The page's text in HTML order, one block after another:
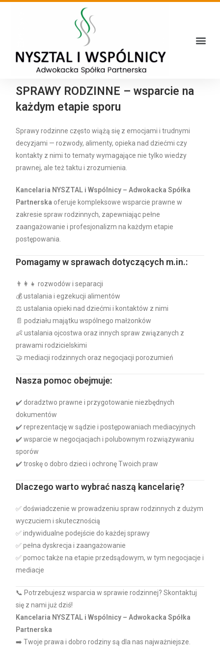
SPRAWY RODZINNE – wsparcie na
każdym etapie sporu
Sprawy rodzinne często wiążą się z emocjami i trudnymi
decyzjami — rozwody, alimenty, opieka nad dziećmi czy
kontakty z nimi to tematy wymagające nie tylko wiedzy
prawnej, ale też taktu i zrozumienia.
Kancelaria NYSZTAL i Wspólnicy – Adwokacka Spółka
Partnerska oferuje kompleksowe wsparcie prawne w
zakresie spraw rodzinnych, zapewniając pełne
zaangażowanie i profesjonalizm na każdym etapie
postępowania.
Pomagamy w sprawach dotyczących m.in.:
👨‍👩‍👧 rozwodów i separacji
💰 ustalania i egzekucji alimentów
⚖️ ustalania opieki nad dziećmi i kontaktów z nimi
📄 podziału majątku wspólnego małżonków
👶 ustalania ojcostwa oraz innych spraw związanych z
prawami rodzicielskimi
🤝 mediacji rodzinnych oraz negocjacji porozumień
Nasza pomoc obejmuje:
✔️ doradztwo prawne i przygotowanie niezbędnych
dokumentów
✔️ reprezentację w sądzie i postępowaniach mediacyjnych
✔️ wsparcie w negocjacjach i polubownym rozwiązywaniu
sporów
✔️ troskę o dobro dzieci i ochronę Twoich praw
Dlaczego warto wybrać naszą kancelarię?
✅ doświadczenie w prowadzeniu spraw rodzinnych z dużym
wyczuciem i skutecznością
✅ indywidualne podejście do każdej sprawy
✅ pełna dyskrecja i zaangażowanie
✅ pomoc także na etapie przedsądowym, w tym negocjacje i
mediacje
📞 Potrzebujesz wsparcia w sprawie rodzinnej? Skontaktuj
się z nami już dziś!
Kancelaria NYSZTAL i Wspólnicy – Adwokacka Spółka
Partnerska
➡️ Twoje prawa i dobro rodziny są dla nas najważniejsze.